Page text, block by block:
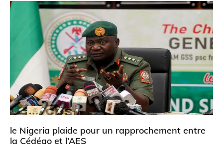
le Nigeria plaide pour un rapprochement entre
la Cédéao et l’AES